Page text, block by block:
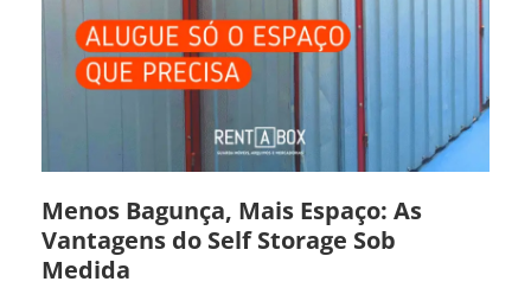
Menos Bagunça, Mais Espaço: As
Vantagens do Self Storage Sob
Medida